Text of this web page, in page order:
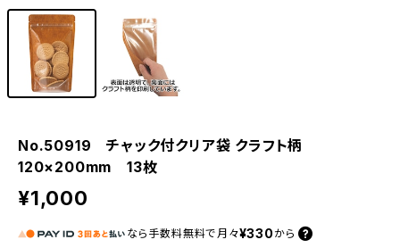
No.50919 チャック付クリア袋 クラフト柄
120×200mm 13枚
¥1,000
なら 手数料無料で 月々¥330 から